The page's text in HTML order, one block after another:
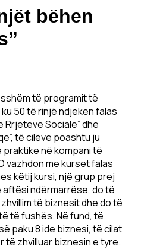
bëhen
të programit të
50 të rinjë ndjeken falas
Sociale” dhe
të cilëve poashtu ju
në kompani të
vazhdon me kurset falas
këtij kursi, një grup prej
ndërmarrëse, do të
të biznesit dhe do të
të fushës. Në fund, të
paku 8 ide biznesi, të cilat
të zhvilluar biznesin e tyre.